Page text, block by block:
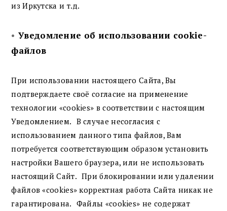
из Иркутска и т.д.
• Уведомление об использовании cookie-
файлов
При использовании настоящего Сайта, Вы
подтверждаете своё согласие на применение
технологии «cookies» в соответствии с настоящим
Уведомлением. В случае несогласия с
использованием данного типа файлов, Вам
потребуется соответствующим образом установить
настройки Вашего браузера, или не использовать
настоящий Сайт. При блокировании или удалении
файлов «cookies» корректная работа Сайта никак не
гарантирована. Файлы «cookies» не содержат